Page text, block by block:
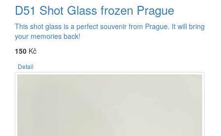
D51 Shot Glass frozen Prague
This shot glass is a perfect souvenir from Prague. It will bring
your memories back!
150 Kč
Detail